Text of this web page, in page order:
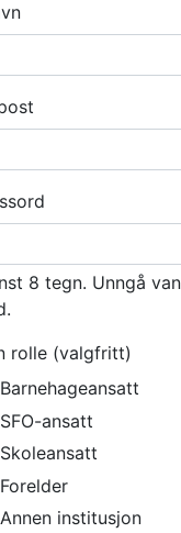
8 tegn. Unngå
rolle (valgfritt)
Barnehageansatt
SFO-ansatt
Skoleansatt
Forelder
Annen institusjon